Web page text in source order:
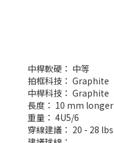
中桿軟硬： 中等
拍框科技： Graphite
中桿科技： Graphite
長度： 10 mm longer
重量： 4U5/6
穿線建議： 20 - 28 lbs